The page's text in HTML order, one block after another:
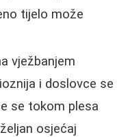
tijelo može
vježbanjem
i doslovce se
se tokom plesa
osjećaj